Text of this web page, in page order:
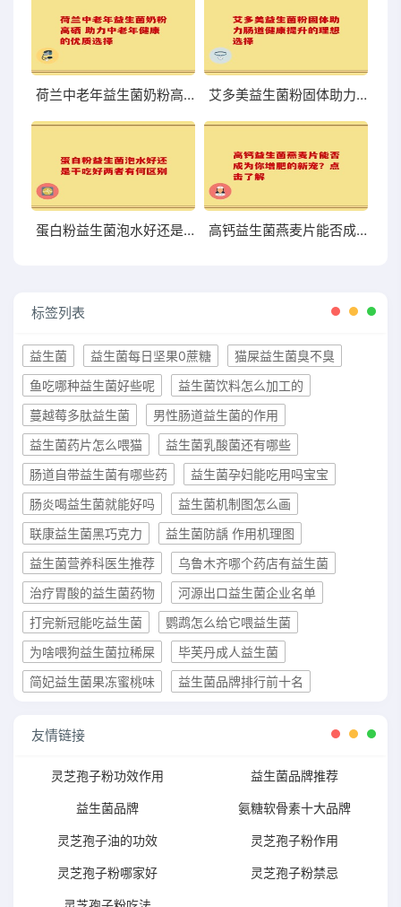
荷兰中老年益生菌奶粉高硒 助力中老年健康的优质选择 艾多美益生菌粉固体助力肠道健康提升的理想选择
蛋白粉益生菌泡水好还是干吃好两者有何区别 高钙益生菌燕麦片能否成为你增肥的新宠？点击了解
标签列表
益生菌 益生菌每日坚果0蔗糖
猫屎益生菌臭不臭
鱼吃哪种益生菌好些呢
益生菌饮料怎么加工的
蔓越莓多肽益生菌
男性肠道益生菌的作用
益生菌药片怎么喂猫
益生菌乳酸菌还有哪些
肠道自带益生菌有哪些药
益生菌孕妇能吃用吗宝宝
肠炎喝益生菌就能好吗
益生菌机制图怎么画
联康益生菌黑巧克力
益生菌防龋 作用机理图
益生菌营养科医生推荐
乌鲁木齐哪个药店有益生菌
治疗胃酸的益生菌药物
河源出口益生菌企业名单
打完新冠能吃益生菌
鹦鹉怎么给它喂益生菌
为啥喂狗益生菌拉稀屎
毕芙丹成人益生菌
简妃益生菌果冻蜜桃味
益生菌品牌排行前十名
友情链接
灵芝孢子粉功效作用 益生菌品牌推荐
益生菌品牌 氨糖软骨素十大品牌
灵芝孢子油的功效 灵芝孢子粉作用
灵芝孢子粉哪家好 灵芝孢子粉禁忌